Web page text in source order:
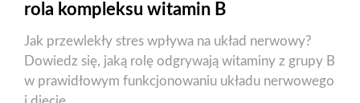
rola kompleksu witamin B
Jak przewlekły stres wpływa na układ nerwowy?
Dowiedz się, jaką rolę odgrywają witaminy z grupy B
w prawidłowym funkcjonowaniu układu nerwowego